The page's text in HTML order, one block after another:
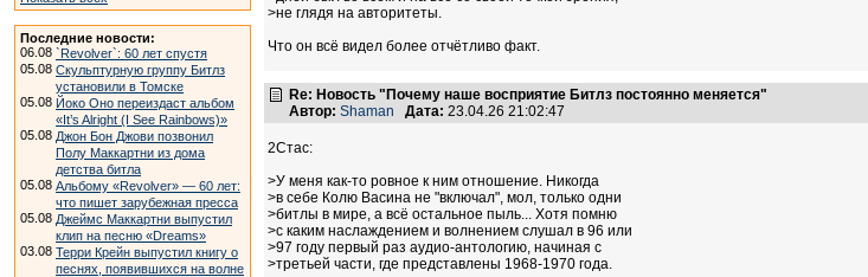
Последние новости:
06.08 `Revolver`: 60 лет спустя
05.08 Скульптурную группу Битлз
установили в Томске
05.08 Йоко Оно переиздаст альбом
«It’s Alright (I See Rainbows)»
05.08 Джон Бон Джови позвонил
Полу Маккартни из дома
детства битла
05.08 Альбому «Revolver» — 60 лет:
что пишет зарубежная пресса
05.08 Джеймс Маккартни выпустил
клип на песню «Dreams»
03.08 Терри Крейн выпустил книгу о
песнях, появившихся на волне
>не глядя на авторитеты.
Что он всё видел более отчётливо факт.
Re: Новость "Почему наше восприятие Битлз постоянно меняется"
Автор: Shaman Дата: 23.04.26 21:02:47
2Стас:
>У меня как-то ровное к ним отношение. Никогда
>в себе Колю Васина не "включал", мол, только одни
>битлы в мире, а всё остальное пыль... Хотя помню
>с каким наслаждением и волнением слушал в 96 или
>97 году первый раз аудио-антологию, начиная с
>третьей части, где представлены 1968-1970 года.